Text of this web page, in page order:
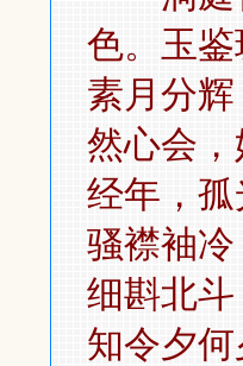
色。玉
素月分
然心会
经年，
骚襟袖
细斟北
知令夕